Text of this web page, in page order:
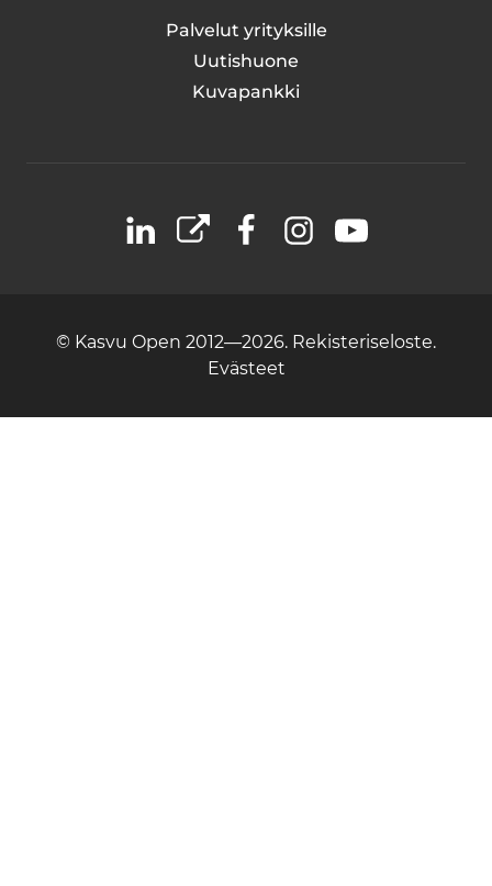
Palvelut yrityksille
Uutishuone
Kuvapankki
LinkedIn
X FacebookInstagramYouTube
© Kasvu Open 2012—2026. Rekisteriseloste.
Evästeet